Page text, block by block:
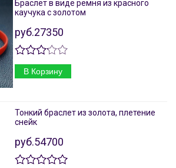
Браслет в виде ремня из красного
каучука с золотом
руб.27350
В Корзину
Тонкий браслет из золота, плетение
снейк
руб.54700